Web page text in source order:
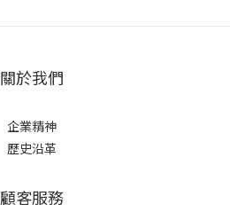
關於我們
企業精神
歷史沿革
顧客服務